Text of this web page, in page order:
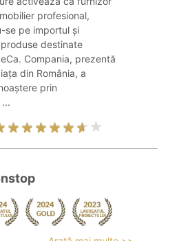
profesional,
se pe importul și
destinate
Compania, prezentă
din România, a
prin